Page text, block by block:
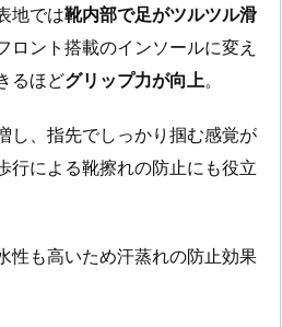
地では靴内部で足がツルツル滑
ロント搭載のインソールに変え
るほどグリップ力が向上。
し、指先でしっかり掴む感覚が
行による靴擦れの防止にも役立
性も高いため汗蒸れの防止効果